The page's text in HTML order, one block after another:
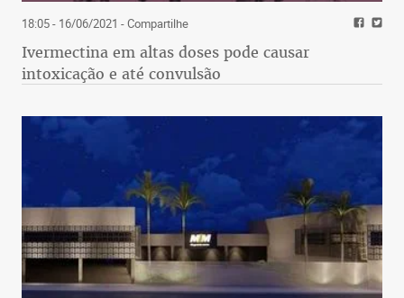
18:05 - 16/06/2021 - Compartilhe
Ivermectina em altas doses pode causar
intoxicação e até convulsão